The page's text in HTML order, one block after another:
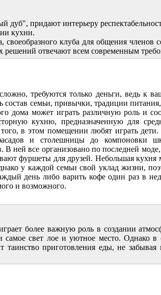
придают интерьеру
кухни.
клуба для общения членов
отвечают всем современным
требуются только деньги, ведь к
семьи, привычки, традиции
дома может играть различную роль и
кухню, предназначенную для
в этом помещении любят играть
и столешницы до компоновки
В ней все организовано по последней
фуршеты для друзей. Небольшая кухня
у каждой семьи свой уклад жизни,
день либо варить кофе один раз в
и возможного.
более важную роль в создании
свет лое и уютное место. Однако в
таинство приготовления еды, не